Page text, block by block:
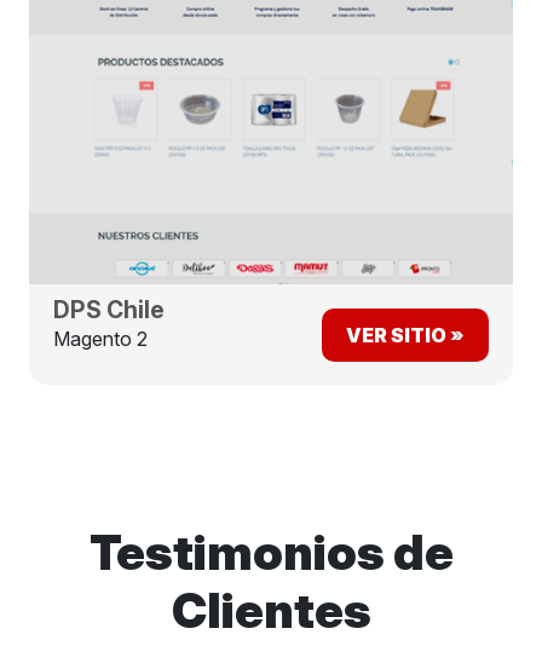
DPS Chile
Magento 2 VER SITIO »
Testimonios de
Clientes